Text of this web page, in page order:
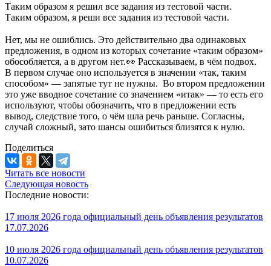
Таким образом я решил все задания из тестовой части.
Таким образом, я реши все задания из тестовой части.
Нет, мы не ошиблись. Это действительно два одинаковых
предложения, в одном из которых сочетание «таким образом»
обособляется, а в другом нет.👀 Рассказываем, в чём подвох.
В первом случае оно используется в значении «так, таким
способом» — запятые тут не нужны. Во втором предложении
это уже вводное сочетание со значением «итак» — то есть его
используют, чтобы обозначить, что в предложении есть
вывод, следствие того, о чём шла речь раньше. Согласны,
случай сложный, зато шансы ошибиться близятся к нулю.
Поделиться
Читать все новости
Следующая новость
Последние новости:
17 июля 2026 года официальный день объявления результатов
17.07.2026
10 июля 2026 года официальный день объявления результатов
10.07.2026